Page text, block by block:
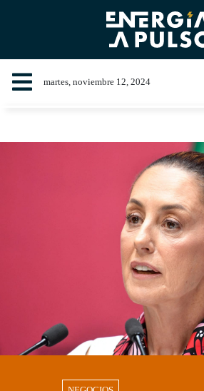
martes, noviembre 12, 2024